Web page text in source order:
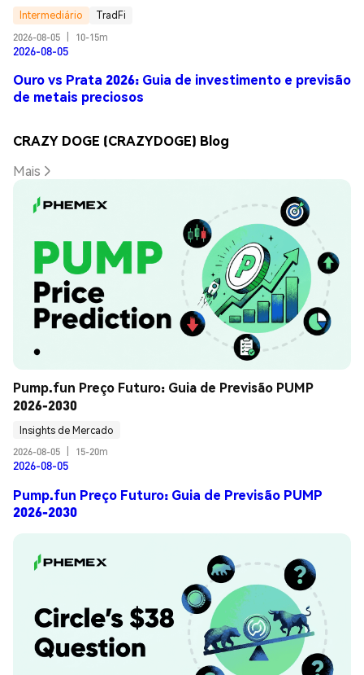
Intermediário
TradFi
2026-08-05
10-15m
2026-08-05
Ouro vs Prata 2026: Guia de investimento e previsão
de metais preciosos
CRAZY DOGE (CRAZYDOGE) Blog
Mais
Pump.fun Preço Futuro: Guia de Previsão PUMP
2026-2030
Insights de Mercado
2026-08-05
15-20m
2026-08-05
Pump.fun Preço Futuro: Guia de Previsão PUMP
2026-2030